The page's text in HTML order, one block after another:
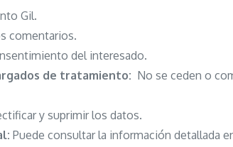
Gil.
comentarios.
del interesado.
de tratamiento: No se ceden o
y suprimir los datos.
Puede consultar la información detallada